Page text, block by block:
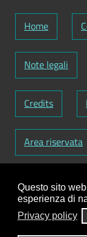
Questo sito
esperienza di
Privacy policy
Home
Note legali
Credits
Area riservata
Codice
01129720759
UFY1HC